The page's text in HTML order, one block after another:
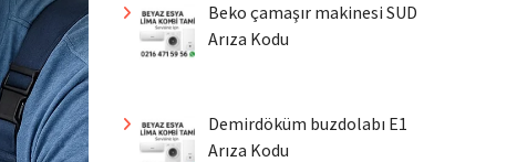
Beko çamaşır makinesi SUD
Arıza Kodu
Demirdöküm buzdolabı E1
Arıza Kodu